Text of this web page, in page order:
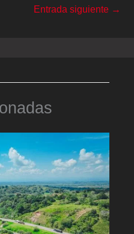
Entrada siguiente →